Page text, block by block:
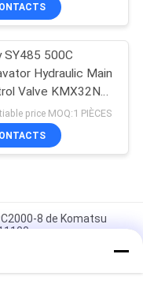
SY485 500C
Hydraulic Main
Valve KMX32NA
Qualityprice MOQ:1 PIÈCES
8 de Komatsu
Excavateur
principales